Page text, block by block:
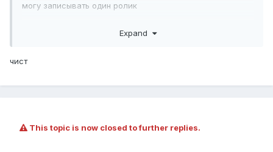
могу записывать один ролик
Expand
чист
This topic is now closed to further replies.